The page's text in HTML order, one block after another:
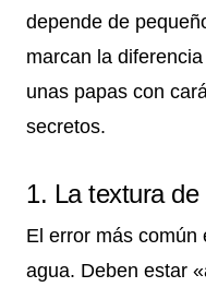
depende de
marcan la
unas papas con
secretos.
1. La textura
El error más común
agua. Deben estar